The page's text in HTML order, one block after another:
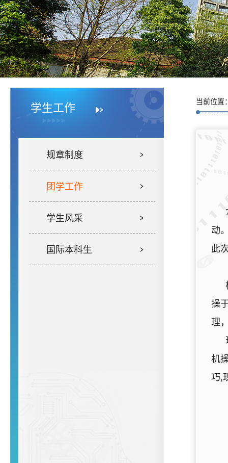
学生工作
规章制度
团学工作
学生风采
国际本科生
当前位置
动
此
操
理
机
巧,